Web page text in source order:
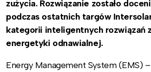
zużycia. Rozwiązanie zostało
podczas ostatnich targów
kategorii inteligentnych rozwiązań
energetyki odnawialnej.
Energy Management System (EMS)